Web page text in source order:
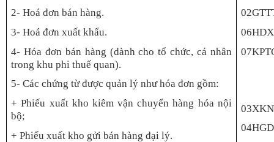
2- Hoáđơn bán hàng.
3- Hoáđơn xuất khẩu.
4- Hóa đơn bán hàng (dành cho tổ chức, cá nhân
trong khu phi thuế quan).
5- Các chứng từđược quản lý như hóađơn gồm:
+ Phiếu xuất kho kiêm vận chuyển hàng hóa nội
bộ;
+ Phiếu xuất kho gửi bán hàngđại lý.